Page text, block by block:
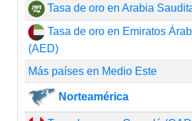
Tasa de oro en Arabia
Tasa de oro en Emiratos
(AED)
Más países en Medio Este
Norteamérica